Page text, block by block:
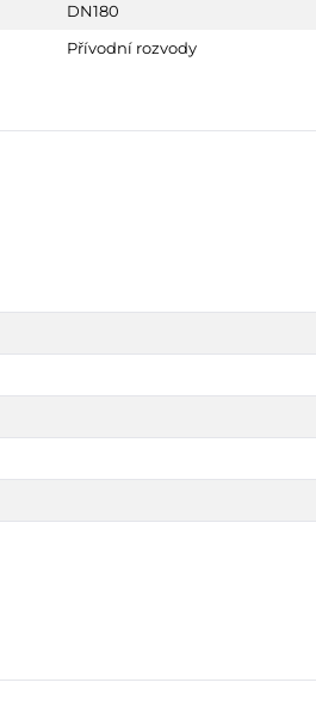
DN180
Přívodní rozvody